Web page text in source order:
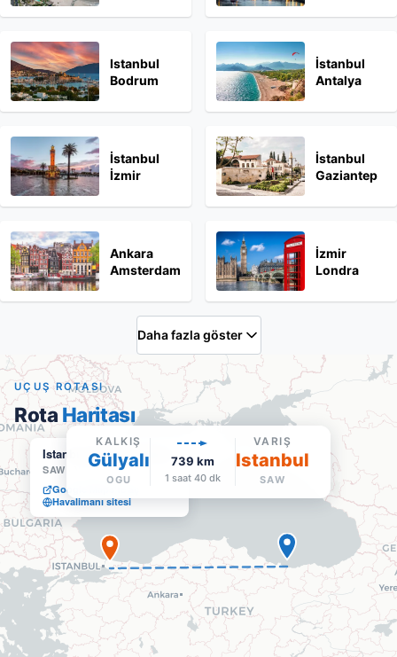
Istanbul
Bodrum
İstanbul
Antalya
İstanbul
İzmir
İstanbul
Gaziantep
Ankara
Amsterdam
İzmir
Londra
Daha fazla göster
Istanbul Sabiha Gökçen
SAW
Varış
Google Maps'te aç
Havalimanı sitesi
UÇUŞ ROTASI
Rota Haritası
KALKIŞ
Gülyalı
OGU
739 km
1 saat 40 dk
VARIŞ
Istanbul
SAW